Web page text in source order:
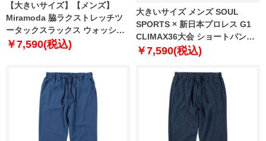
【大きいサイズ】【メンズ】
Miramoda 脇ラクストレッチツ
ータックスラックス ウォッシャ
ブル 日本製生地使用 3923
￥7,590(税込)
大きいサイズ メンズ SOUL
SPORTS × 新日本プロレス G1
CLIMAX36大会 ショートパンツ
ブラック 1274-6242-1 3L 4L 5L
￥7,590(税込)